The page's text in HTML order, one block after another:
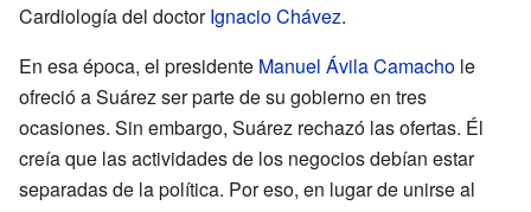
Cardiología del doctorIgnacio Chávez.
En esa época, el presidente Manuel Ávila Camacho le
ofreció a Suárez ser parte de su gobierno en tres
ocasiones. Sin embargo, Suárez rechazó las ofertas. Él
creía que las actividades de los negocios debían estar
separadas de la política. Por eso, en lugar de unirse al